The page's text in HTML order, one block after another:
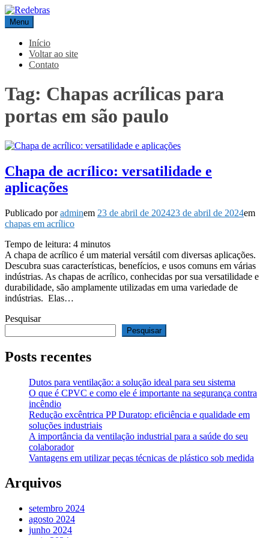
Pular
para
o
conteúdo
Redebras
Menu
Início
Voltar ao site
Contato
Tag: Chapas acrílicas para
portas em são paulo
Chapa de acrílico: versatilidade e
aplicações
Publicado poradminem 23 de abril de 202423 de abril de 2024em
chapas em acrílico
Tempo de leitura: 4 minutos
A chapa de acrílico é um material versátil com diversas aplicações.
Descubra suas características, benefícios, e usos comuns em várias
indústrias. As chapas de acrílico, conhecidas por sua versatilidade e
durabilidade, são amplamente utilizadas em uma variedade de
indústrias. Elas…
Pesquisar
Pesquisar
Posts recentes
Dutos para ventilação: a solução ideal para seu sistema
O que é CPVC e como ele é importante na segurança contra
incêndio
Redução excêntrica PP Duratop: eficiência e qualidade em
soluções industriais
A importância da ventilação industrial para a saúde do seu
colaborador
Vantagens em utilizar peças técnicas de plástico sob medida
Arquivos
setembro 2024
agosto 2024
junho 2024